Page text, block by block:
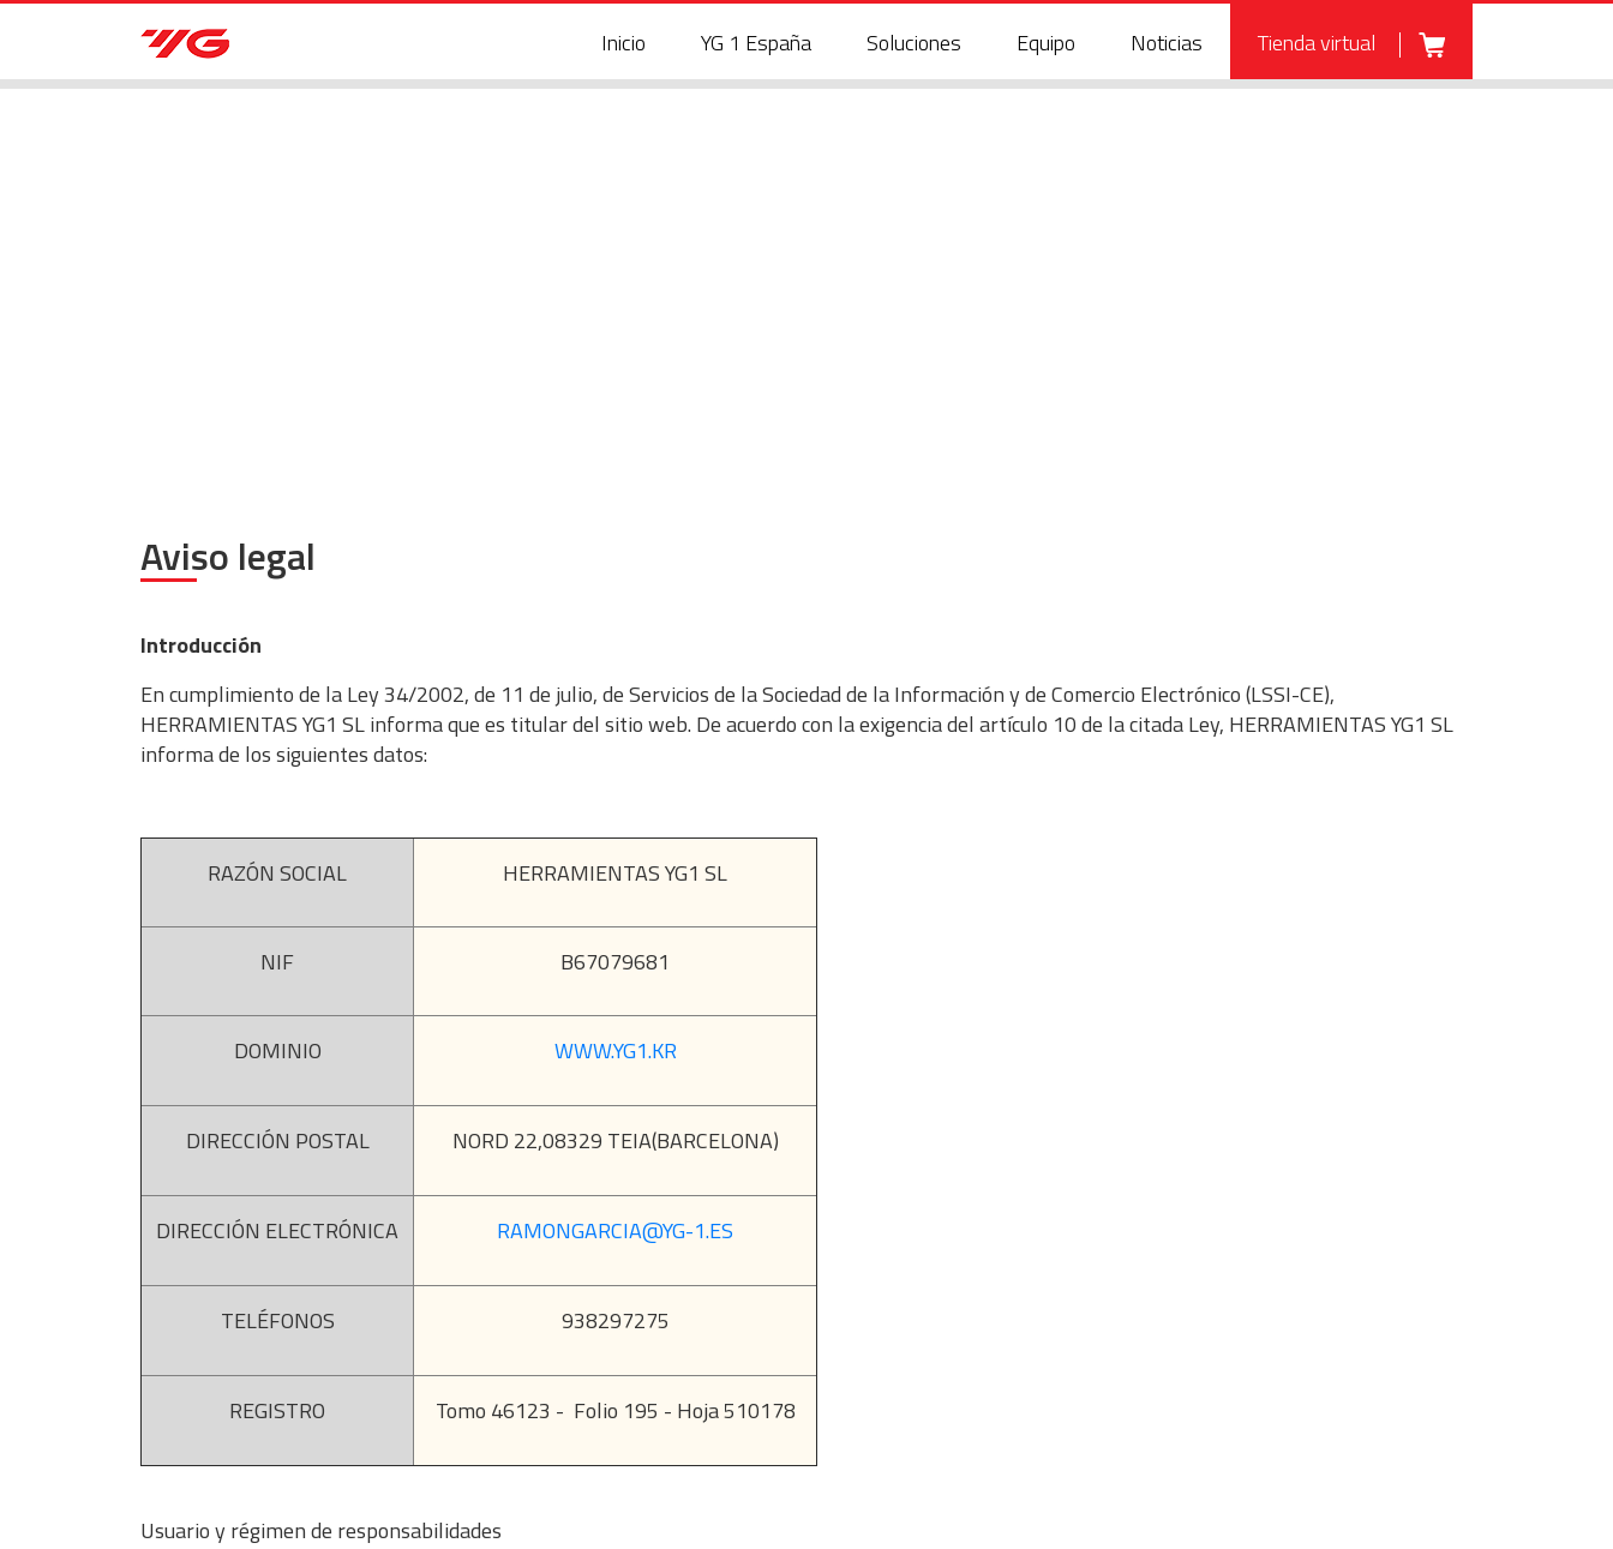
Inicio YG 1 España Soluciones Equipo Noticias Tienda virtual
Aviso legal
Introducción
En cumplimiento de la Ley 34/2002, de 11 de julio, de Servicios de la Sociedad de la Información y de Comercio Electrónico (LSSI-CE),
HERRAMIENTAS YG1 SL informa que es titular del sitio web. De acuerdo con la exigencia del artículo 10 de la citada Ley, HERRAMIENTAS YG1 SL
informa de los siguientes datos:
RAZÓN SOCIAL HERRAMIENTAS YG1 SL
NIF B67079681
DOMINIO WWW.YG1.KR
DIRECCIÓN POSTAL NORD 22,08329 TEIA(BARCELONA)
DIRECCIÓN ELECTRÓNICA RAMONGARCIA@YG-1.ES
TELÉFONOS 938297275
REGISTRO Tomo 46123 - Folio 195 - Hoja 510178
Usuario y régimen de responsabilidades